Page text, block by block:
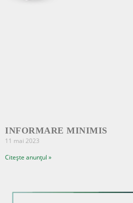
INFORMARE MINIMIS
11 mai 2023
Citește anunțul »